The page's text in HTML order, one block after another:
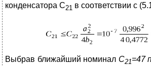
конденсатора С21 в соответствии с
Выбрав ближайший номинал С21=47